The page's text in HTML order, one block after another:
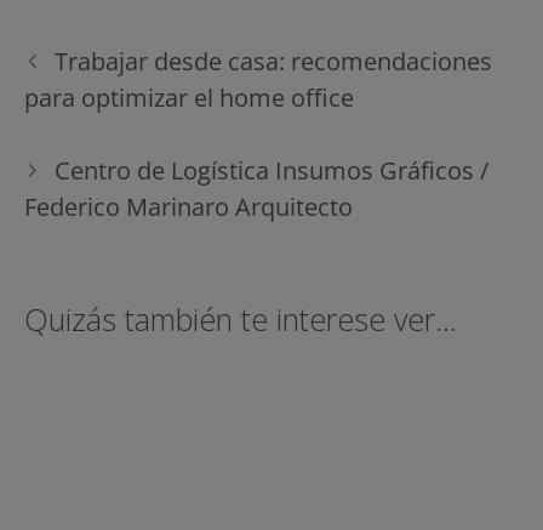
Navegación
entradas
Trabajar desde casa: recomendaciones
para optimizar el home office
Centro de Logística Insumos Gráficos /
Federico Marinaro Arquitecto
Quizás también te interese ver...